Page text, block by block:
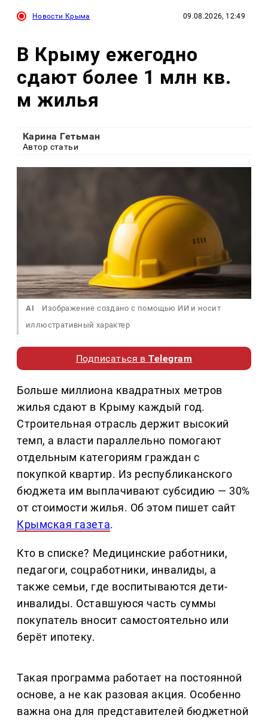
Новости Крыма 09.08.2026, 12:49
В Крыму ежегодно
сдают более 1 млн кв.
м жилья
Карина Гетьман
Автор статьи
AI
Изображение создано с помощью ИИ и носит
иллюстративный характер
Подписаться вTelegram
Больше миллиона квадратных метров
жилья сдают в Крыму каждый год.
Строительная отрасль держит высокий
темп, а власти параллельно помогают
отдельным категориям граждан с
покупкой квартир. Из республиканского
бюджета им выплачивают субсидию — 30%
от стоимости жилья. Об этом пишет сайт
Крымская газета.
Кто в списке? Медицинские работники,
педагоги, соцработники, инвалиды, а
также семьи, где воспитываются дети-
инвалиды. Оставшуюся часть суммы
покупатель вносит самостоятельно или
берёт ипотеку.
Такая программа работает на постоянной
основе, а не как разовая акция. Особенно
важна она для представителей бюджетной